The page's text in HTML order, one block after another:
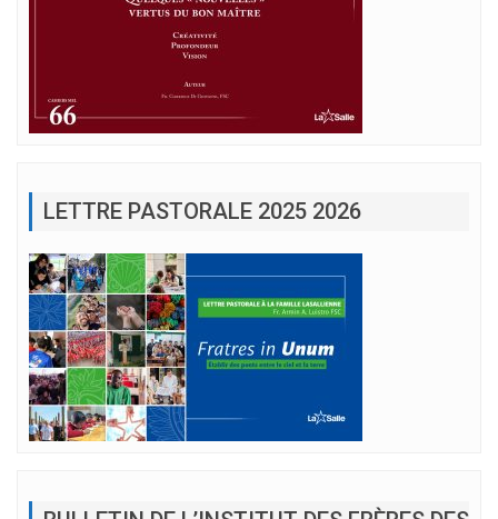
LETTRE PASTORALE 2025 2026